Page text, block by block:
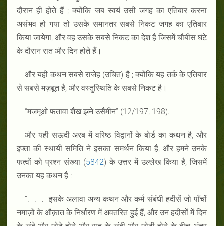
दौरान ही होते हैं ; क्योंकि जब स्वयं उसी जगह का एतिबार करना
असंभव हो गया तो उसके समानतर सबसे निकट जगह का एतिबार
किया जायेगा, और वह उसके सबसे निकट का देश है जिसमें चौबीस घंटे
के दौरान रात और दिन होते हैं।
और यही कथन सबसे राजेह (उचित) है ; क्योंकि यह तर्क के एतिबार
से सबसे मज़बूत है, और वस्तुस्थिति के सबसे निकट है।
“मजमूओ फतावा शैख इब्ने उसैमीन” (12/197, 198).
और यही सऊदी अरब में वरिष्ठ विद्वानों के बोर्ड का कथन है, और
इफ्ता की स्थायी समिति ने इसका समर्थन किया है, और हमने उनके
फत्वों को प्रश्न संख्या (5842) के उत्तर में उल्लेख किया है, जिसमें
उनका यह कथन है :
“. . . इसके अलावा अन्य कथन और कर्म संबंधी हदीसें जो पाँचों
नमाज़ों के औक़ात के निर्धारण में अवतरित हुई हैं, और उन हदीसों में दिन